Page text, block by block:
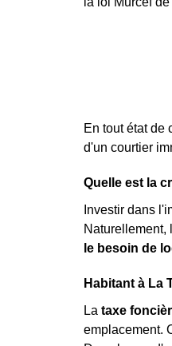
En tout état de
d'un courtier
Quelle est la
Investir dans
Naturellement,
le besoin de
Habitant à La
La taxe
emplacement.